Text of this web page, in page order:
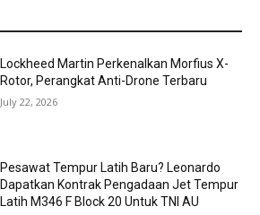
Lockheed Martin Perkenalkan Morfius X-
Rotor, Perangkat Anti-Drone Terbaru
July 22, 2026
Pesawat Tempur Latih Baru? Leonardo
Dapatkan Kontrak Pengadaan Jet Tempur
Latih M346 F Block 20 Untuk TNI AU